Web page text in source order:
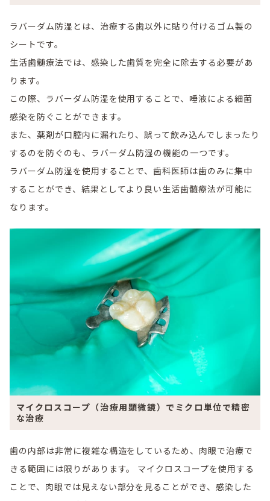
ラバーダム防湿とは、治療する歯以外に貼り付けるゴム製の
シートです。
生活歯髄療法では、感染した歯質を完全に除去する必要があ
ります。
この際、ラバーダム防湿を使用することで、唾液による細菌
感染を防ぐことができます。
また、薬剤が口腔内に漏れたり、誤って飲み込んでしまったり
するのを防ぐのも、ラバーダム防湿の機能の一つです。
ラバーダム防湿を使用することで、歯科医師は歯のみに集中
することができ、結果としてより良い生活歯髄療法が可能に
なります。
マイクロスコープ（治療用顕微鏡）でミクロ単位で精密
な治療
歯の内部は非常に複雑な構造をしているため、肉眼で治療で
きる範囲には限りがあります。 マイクロスコープを使用する
ことで、肉眼では見えない部分を見ることができ、感染した